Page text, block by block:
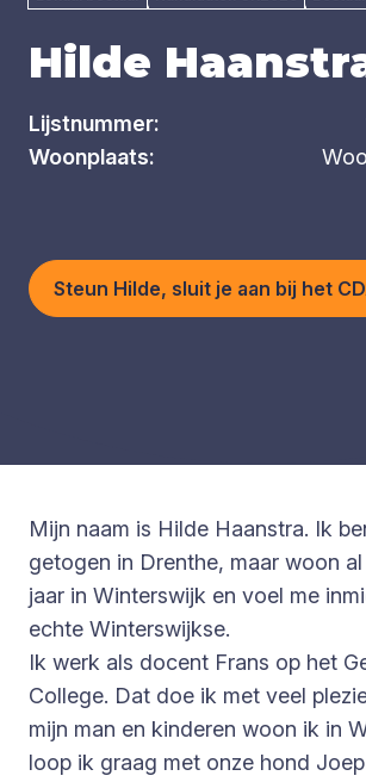
Hilde
Lijstnummer:
Woonplaats:
Steun Hilde, sluit je aan bij het
Mijn naam is Hilde Haanstra. Ik
getogen in Drenthe, maar woon
jaar in Winterswijk en voel me
echte Winterswijkse.
Ik werk als docent Frans op het
College. Dat doe ik met veel
mijn man en kinderen woon ik in
loop ik graag met onze hond